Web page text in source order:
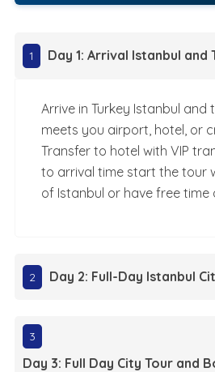
1 Day 1: Arrival Istanbul
Arrive in Turkey Istanbul and
meets you airport, hotel, or
Transfer to hotel with VIP
to arrival time start the tour
of Istanbul or have free time
2 Day 2: Full-Day Istanbul
3
Day 3: Full Day City Tour and